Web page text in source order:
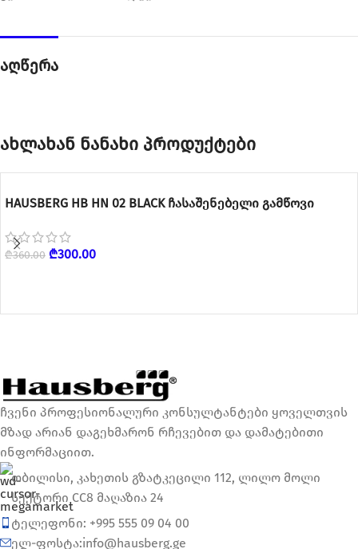
აღწერა
ახლახან ნანახი პროდუქტები
HAUSBERG HB HN 02 BLACK ჩასაშენებელი გამწოვი
₾360.00 ₾300.00
ჩვენი პროფესიონალური კონსულტანტები ყოველთვის
მზად არიან დაგეხმარონ რჩევებით და დამატებითი
ინფორმაციით.
თბილისი, კახეთის გზატკეცილი 112, ლილო მოლი
სექტორი CC8 მაღაზია 24
ტელეფონი: +995 555 09 04 00
ელ-ფოსტა:info@hausberg.ge